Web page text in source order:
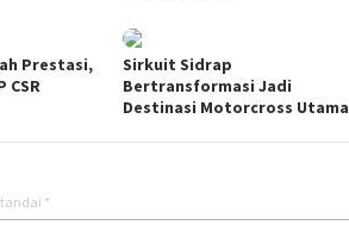
Prestasi,
CSR
Sirkuit Sidrap
Bertransformasi Jadi
Destinasi Motorcross Utama
*